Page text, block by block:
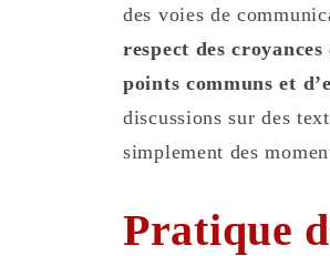
des voies de
respect des
points communs et
discussions sur des
simplement des
Pratique